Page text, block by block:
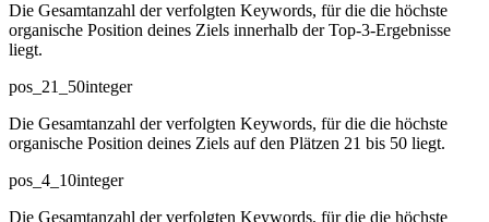
Die Gesamtanzahl der verfolgten Keywords, für die die höchste
organische Position deines Ziels innerhalb der Top-3-Ergebnisse
liegt.
pos_21_50integer
Die Gesamtanzahl der verfolgten Keywords, für die die höchste
organische Position deines Ziels auf den Plätzen 21 bis 50 liegt.
pos_4_10integer
Die Gesamtanzahl der verfolgten Keywords, für die die höchste